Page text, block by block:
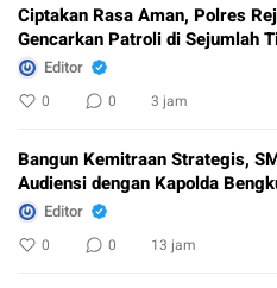
Ciptakan Rasa Aman, Polres
Gencarkan Patroli di Sejumlah
Editor
0 0 3 jam
Bangun Kemitraan Strategis,
Audiensi dengan Kapolda
Editor
0 0 13 jam